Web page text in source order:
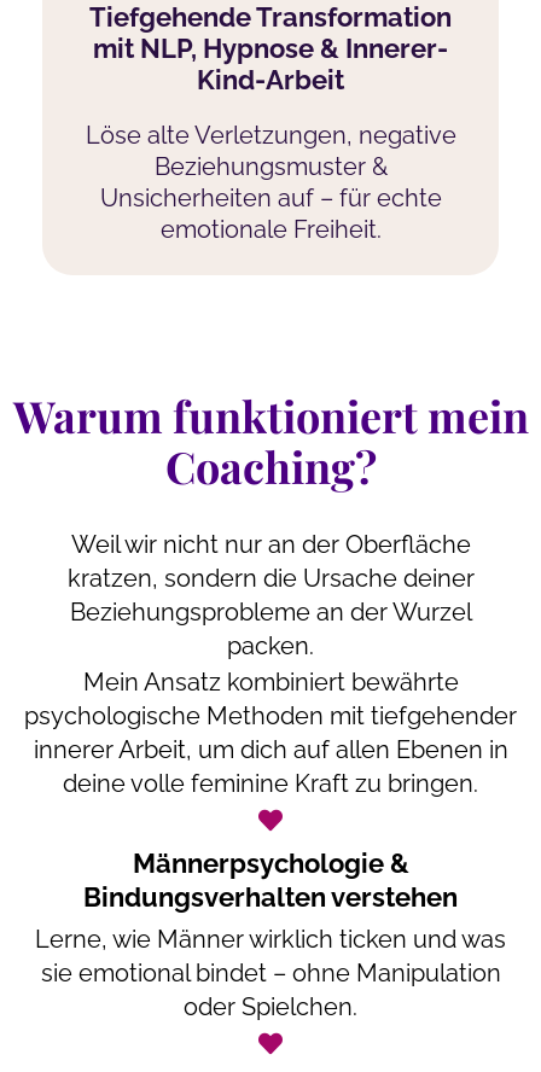
Tiefgehende Transformation
mit NLP, Hypnose & Innerer-
Kind-Arbeit
Löse alte Verletzungen, negative
Beziehungsmuster &
Unsicherheiten auf – für echte
emotionale Freiheit.
Warum funktioniert mein
Coaching?
Weil wir nicht nur an der Oberfläche
kratzen, sondern die Ursache deiner
Beziehungsprobleme an der Wurzel
packen.
Mein Ansatz kombiniert bewährte
psychologische Methoden mit tiefgehender
innerer Arbeit, um dich auf allen Ebenen in
deine volle feminine Kraft zu bringen.
Männerpsychologie &
Bindungsverhalten verstehen
Lerne, wie Männer wirklich ticken und was
sie emotional bindet – ohne Manipulation
oder Spielchen.